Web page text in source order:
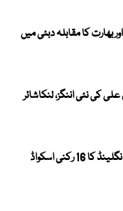
پاکستان اور بھارت کا مقابلہ دبئی میں
کی نئی اننگز، لنکاشائر
پاکستان کیخلاف ٹیسٹ سیریز ، انگلینڈ کا 16 رکنی اسکواڈ